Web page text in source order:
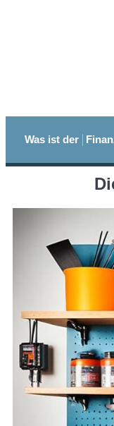
Was ist der